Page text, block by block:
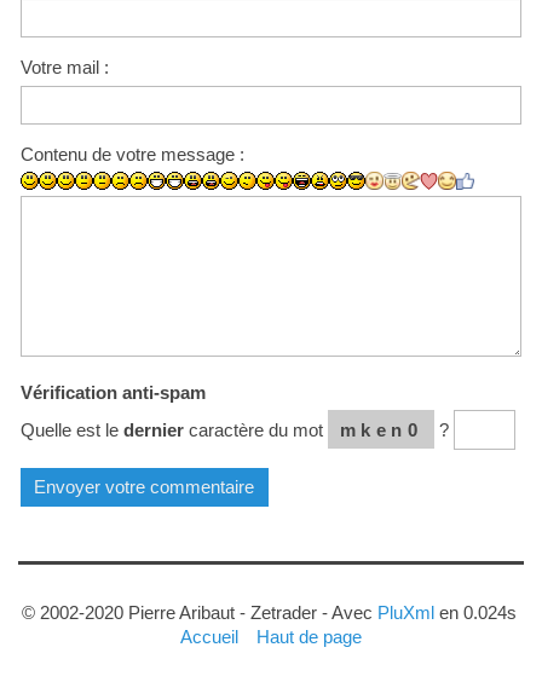
Votre mail :
Contenu de votre message :
Vérification anti-spam
Quelle est le derniercaractère du mot mken0 ?
© 2002-2020 Pierre Aribaut - Zetrader - Avec PluXmlen 0.024s
Accueil
Haut de page